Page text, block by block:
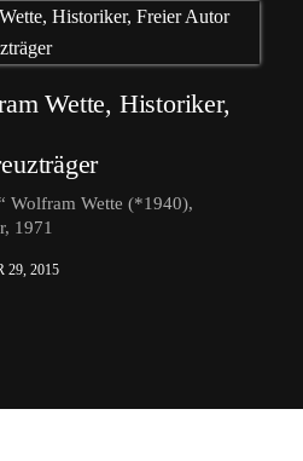
Wette, Historiker,
Wolfram Wette (*1940),
1971
29, 2015